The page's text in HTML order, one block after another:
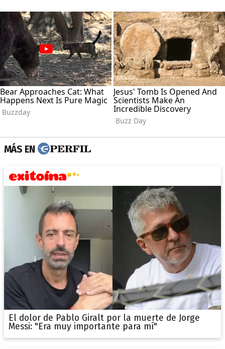
MÁS EN
El dolor de Pablo Giralt por la muerte de Jorge
Messi: "Era muy importante para mí"